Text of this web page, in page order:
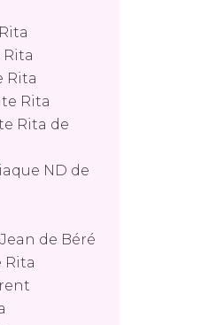
Rita
Rita
Rita
Rita de
ND de
de Béré
Rita